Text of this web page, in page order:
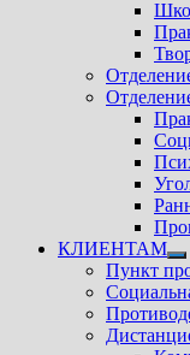
КЛИЕНТАМ
Пункт